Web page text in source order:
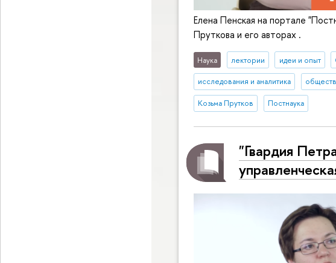
Елена Пенская на портале
Пруткова и его авторах .
Наука лектории идеи и опыт
исследования и аналитика
Козьма Прутков Постнаука
"Гвардия